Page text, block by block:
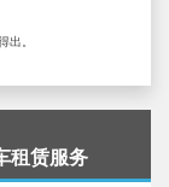
出。
租赁服务